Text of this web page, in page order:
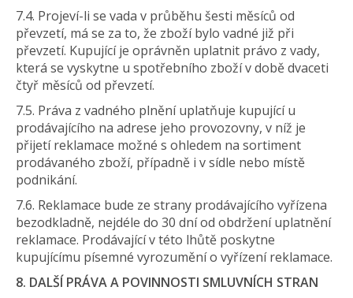
7.4. Projeví-li se vada v průběhu šesti měsíců od
převzetí, má se za to, že zboží bylo vadné již při
převzetí. Kupující je oprávněn uplatnit právo z vady,
která se vyskytne u spotřebního zboží v době dvaceti
čtyř měsíců od převzetí.
7.5. Práva z vadného plnění uplatňuje kupující u
prodávajícího na adrese jeho provozovny, v níž je
přijetí reklamace možné s ohledem na sortiment
prodávaného zboží, případně i v sídle nebo místě
podnikání.
7.6. Reklamace bude ze strany prodávajícího vyřízena
bezodkladně, nejdéle do 30 dní od obdržení uplatnění
reklamace. Prodávající v této lhůtě poskytne
kupujícímu písemné vyrozumění o vyřízení reklamace.
8. DALŠÍ PRÁVA A POVINNOSTI SMLUVNÍCH STRAN